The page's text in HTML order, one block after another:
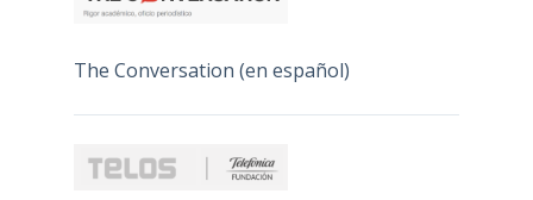
The Conversation (en español)